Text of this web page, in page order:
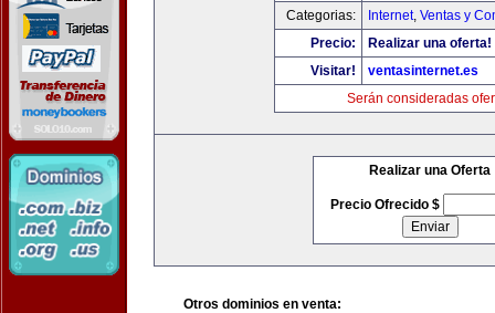
Categorias:
Internet, Ventas y
Precio:
Realizar una oferta!
Visitar!
ventasinternet.es
Serán consideradas
Realizar una Oferta
Precio Ofrecido $
Otros dominios en venta: